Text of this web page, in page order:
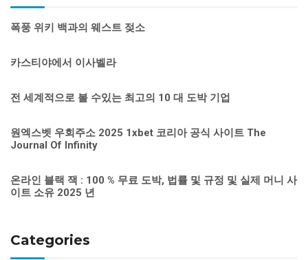
폭풍 위키 백과의 웨스트 젖소
카스티야에서 이사벨라
전 세계적으로 볼 수있는 최고의 10 대 도박 기업
원엑스벳 우회주소 2025 1xbet 코리아 공식 사이트 The
Journal Of Infinity
온라인 블랙 잭 : 100 % 무료 도박, 법률 및 규정 및 실제 머니 사
이트 소유 2025 년
Categories